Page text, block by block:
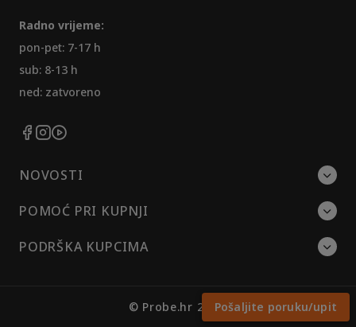
Radno vrijeme:
pon-pet: 7-17 h
sub: 8-13 h
ned: zatvoreno
NOVOSTI
POMOĆ PRI KUPNJI
PODRŠKA KUPCIMA
© Probe.hr 2026.Pošaljite poruku/upit